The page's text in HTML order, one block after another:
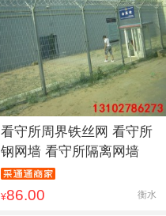
看守所周界铁丝网 看守所
钢网墙 看守所隔离网墙
¥86.00 衡水